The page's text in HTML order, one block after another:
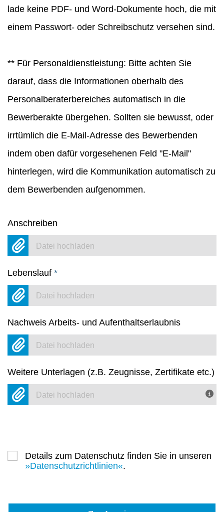
lade keine PDF- und Word-Dokumente hoch, die mit
einem Passwort- oder Schreibschutz versehen sind.
** Für Personaldienstleistung: Bitte achten Sie
darauf, dass die Informationen oberhalb des
Personalberaterbereiches automatisch in die
Bewerberakte übergehen. Sollten sie bewusst, oder
irrtümlich die E-Mail-Adresse des Bewerbenden
indem oben dafür vorgesehenen Feld "E-Mail"
hinterlegen, wird die Kommunikation automatisch zu
dem Bewerbenden aufgenommen.
Anschreiben
Datei hochladen
Lebenslauf *
Datei hochladen
Nachweis Arbeits- und Aufenthaltserlaubnis
Datei hochladen
Weitere Unterlagen (z.B. Zeugnisse, Zertifikate etc.)
Datei hochladen
Details zum Datenschutz finden Sie in unseren
Datenschutzrichtlinien .